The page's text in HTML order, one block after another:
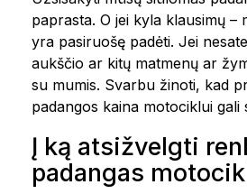
paprasta. O jei kyla klausimų –
yra pasiruošę padėti. Jei
aukščio ar kitų matmenų ar
su mumis. Svarbu žinoti, kad
padangos kaina motociklui gali
Į ką atsižvelgti
padangas